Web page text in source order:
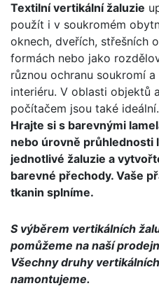
Textilní vertikální žaluzie
použít i v soukromém
oknech, dveřích, střešních
formách nebo jako
různou ochranu soukromí
interiéru. V oblasti objektů
počítačem jsou také ideální.
Hrajte si s barevnými
nebo úrovně průhlednosti
jednotlivé žaluzie a
barevné přechody. Vaše
tkanin splníme.
S výběrem vertikálních
pomůžeme na naší
Všechny druhy
namontujeme.